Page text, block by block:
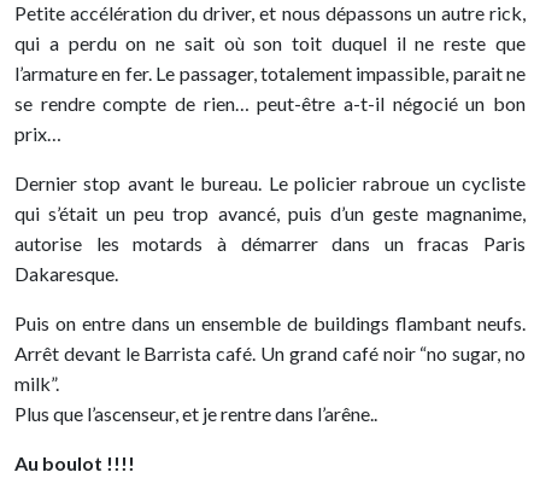
Petite accélération du driver, et nous dépassons un autre rick,
qui a perdu on ne sait où son toit duquel il ne reste que
l’armature en fer. Le passager, totalement impassible, parait ne
se rendre compte de rien… peut-être a-t-il négocié un bon
prix…
Dernier stop avant le bureau. Le policier rabroue un cycliste
qui s’était un peu trop avancé, puis d’un geste magnanime,
autorise les motards à démarrer dans un fracas Paris
Dakaresque.
Puis on entre dans un ensemble de buildings flambant neufs.
Arrêt devant le Barrista café. Un grand café noir “no sugar, no
milk”.
Plus que l’ascenseur, et je rentre dans l’arêne..
Au boulot !!!!